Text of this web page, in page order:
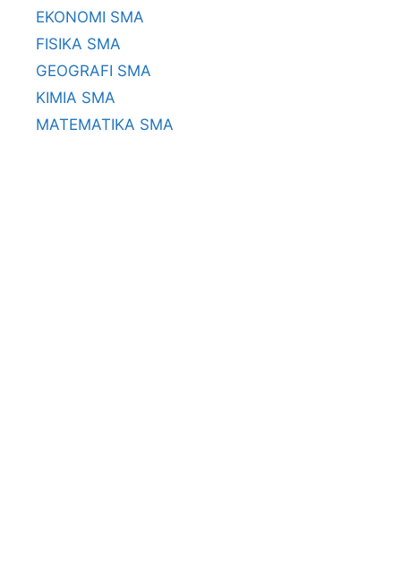
EKONOMI SMA
FISIKA SMA
GEOGRAFI SMA
KIMIA SMA
MATEMATIKA SMA